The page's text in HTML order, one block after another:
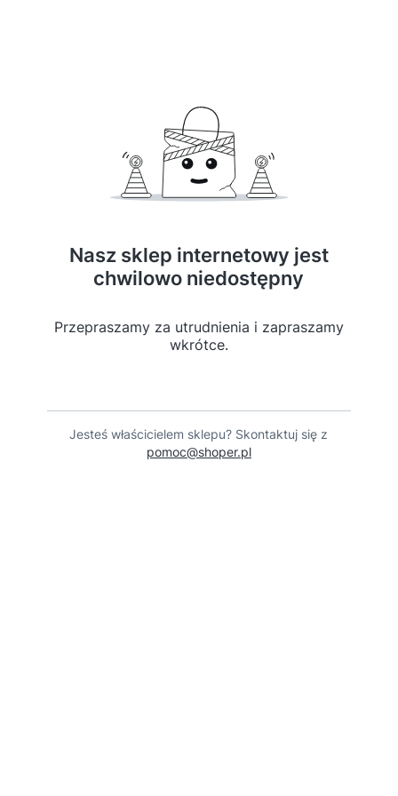
Nasz sklep internetowy jest
chwilowo niedostępny
Przepraszamy za utrudnienia i zapraszamy
wkrótce.
Jesteś właścicielem sklepu? Skontaktuj się z
pomoc@shoper.pl